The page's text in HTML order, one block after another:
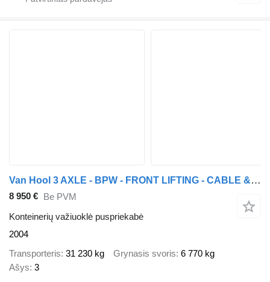
Van Hool 3 AXLE - BPW - FRONT LIFTING - CABLE & KIPPING SYSTEM
8 950 € Be PVM
Konteinerių važiuoklė puspriekabė
2004
Transporteris 31 230 kg Grynasis svoris 6 770 kg
Ašys 3